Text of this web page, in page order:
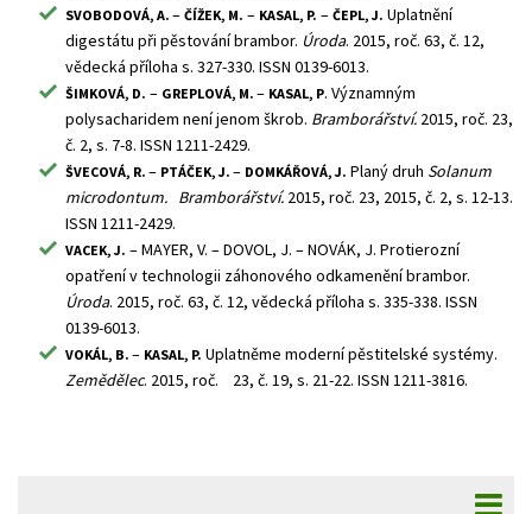
SVOBODOVÁ, A. – ČÍŽEK, M. – KASAL, P. – ČEPL, J. Uplatnění
digestátu při pěstování brambor. Úroda. 2015, roč. 63, č. 12,
vědecká příloha s. 327-330. ISSN 0139-6013.
ŠIMKOVÁ, D. – GREPLOVÁ, M. – KASAL, P. Významným
polysacharidem není jenom škrob. Bramborářství. 2015, roč. 23,
č. 2, s. 7-8. ISSN 1211-2429.
ŠVECOVÁ, R. – PTÁČEK, J. – DOMKÁŘOVÁ, J. Planý druh Solanum
microdontum. Bramborářství. 2015, roč. 23, 2015, č. 2, s. 12-13.
ISSN 1211-2429.
VACEK, J. – MAYER, V. – DOVOL, J. – NOVÁK, J. Protierozní
opatření v technologii záhonového odkamenění brambor.
Úroda. 2015, roč. 63, č. 12, vědecká příloha s. 335-338. ISSN
0139-6013.
VOKÁL, B. – KASAL, P. Uplatněme moderní pěstitelské systémy.
Zemědělec. 2015, roč. 23, č. 19, s. 21-22. ISSN 1211-3816.